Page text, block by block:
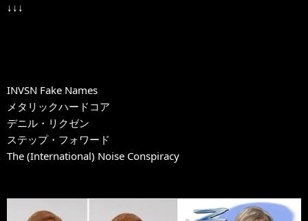
↓↓↓
INVSN Fake Names
メタリックハードコア
デニル・リクゼン
ステップ・フォワード
The (International) Noise Conspiracy